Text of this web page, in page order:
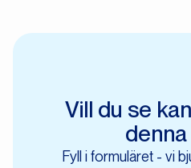
Vill du se
Fyll i formuläret - vi